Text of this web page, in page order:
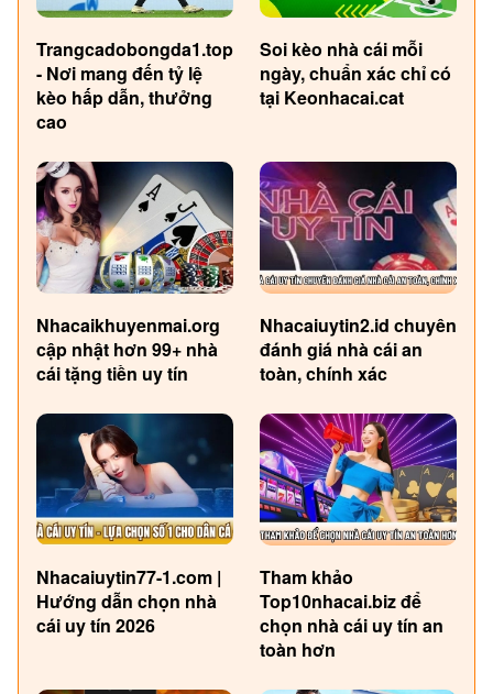
Trangcadobongda1.top
- Nơi mang đến tỷ lệ
kèo hấp dẫn, thưởng
cao
Soi kèo nhà cái mỗi
ngày, chuẩn xác chỉ có
tại Keonhacai.cat
Nhacaikhuyenmai.org
cập nhật hơn 99+ nhà
cái tặng tiền uy tín
Nhacaiuytin2.id chuyên
đánh giá nhà cái an
toàn, chính xác
Nhacaiuytin77-1.com |
Hướng dẫn chọn nhà
cái uy tín 2026
Tham khảo
Top10nhacai.biz để
chọn nhà cái uy tín an
toàn hơn